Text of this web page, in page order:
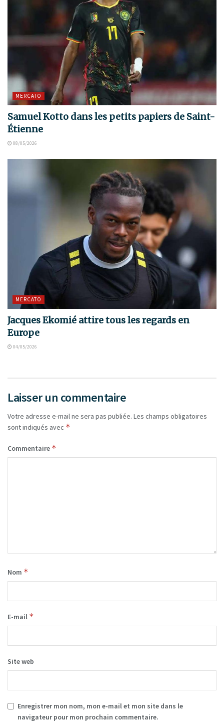
MERCATO
Samuel Kotto dans les petits papiers de Saint-
Étienne
08/05/2026
MERCATO
Jacques Ekomié attire tous les regards en
Europe
04/05/2026
Laisser un commentaire
Votre adresse e-mail ne sera pas publiée. Les champs obligatoires
sont indiqués avec *
Commentaire *
Nom *
E-mail *
Site web
Enregistrer mon nom, mon e-mail et mon site dans le
navigateur pour mon prochain commentaire.